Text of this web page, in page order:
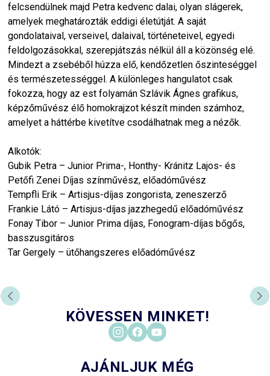
felcsendülnek majd Petra kedvenc dalai, olyan slágerek,
amelyek meghatározták eddigi életútját. A saját
gondolataival, verseivel, dalaival, történeteivel, egyedi
feldolgozásokkal, szerepjátszás nélkül áll a közönség elé.
Mindezt a zsebéből húzza elő, kendőzetlen őszinteséggel
és természetességgel. A különleges hangulatot csak
fokozza, hogy az est folyamán Szlávik Ágnes grafikus,
képzőművész élő homokrajzot készít minden számhoz,
amelyet a háttérbe kivetítve csodálhatnak meg a nézők.
Alkotók:
Gubik Petra – Junior Prima-, Honthy- Kránitz Lajos- és
Petőfi Zenei Díjas színművész, előadóművész
Tempfli Erik – Artisjus-díjas zongorista, zeneszerző
Frankie Látó – Artisjus-díjas jazzhegedű előadóművész
Fonay Tibor – Junior Prima díjas, Fonogram-díjas bőgős,
basszusgitáros
Tar Gergely – ütőhangszeres előadóművész
ELŐZŐ DIA
KÖVESSEN MINKET!
AJÁNLJUK MÉG